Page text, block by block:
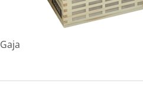
Gaja